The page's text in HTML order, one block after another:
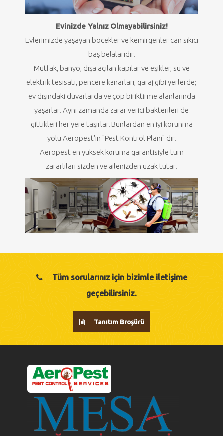
Evinizde Yalnız Olmayabilirsiniz!
Evlerimizde yaşayan böcekler ve kemirgenler can sıkıcı
baş belalarıdır.
Mutfak, banyo, dışa açılan kapılar ve eşikler, su ve
elektrik tesisatı, pencere kenarları, garaj gibi yerlerde;
ev dışındaki duvarlarda ve çöp biriktirme alanlarında
yaşarlar. Aynı zamanda zarar verici bakterileri de
gittikleri her yere taşırlar. Bunlardan en iyi korunma
yolu Aeropest'in "Pest Kontrol Planı" dır.
Aeropest en yüksek koruma garantisiyle tüm
zararlıları sizden ve ailenizden uzak tutar.
Tüm sorularınız için bizimle iletişime
geçebilirsiniz.
Tanıtım Broşürü